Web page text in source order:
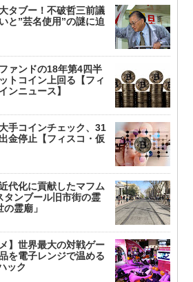
タブー！不破哲三前議
と”芸名使用”の謎に迫
ァンドの18年第4四半
トコイン上回る【フィ
ンニュース】
手コインチェック、31
金停止【フィスコ・仮
代化に貢献したマフム
タンブール旧市街の霊
霊廟」
】世界最大の対戦ゲー
を電子レンジで温める
ック